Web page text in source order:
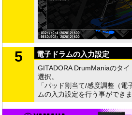
5 電子ドラムの入力設定
GITADORA DrumManiaのタ
選択。
「パッド割当て/感度調整（電
ムの入力設定を行う事ができま